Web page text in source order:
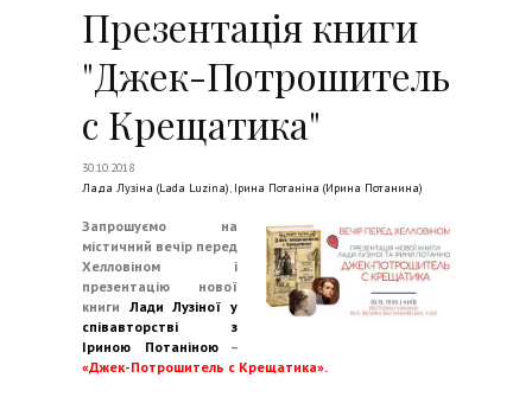
Презентація книги
"Джек-Потрошитель
с Крещатика"
30.10.2018
Лада Лузіна (Lada Luzina), Ірина Потаніна (Ирина Потанина)
Запрошуємо на
містичний вечір перед
Хелловіном і
презентацію нової
книги Лади Лузіної у
співавторстві з
Іриною Потаніною–
«Джек-Потрошитель с Крещатика».